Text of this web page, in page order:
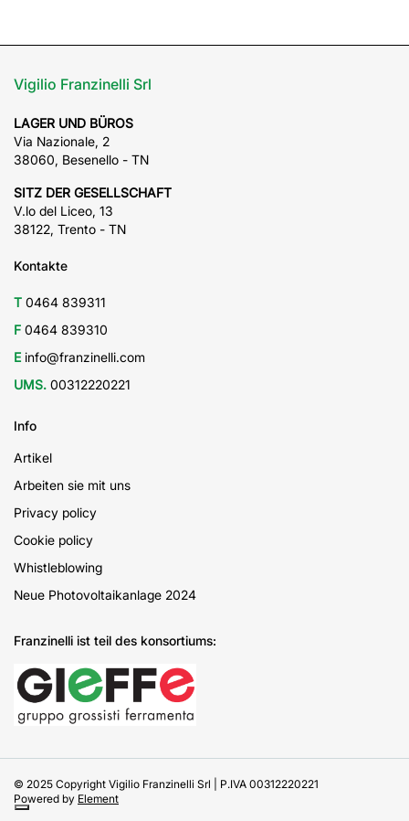
Vigilio Franzinelli Srl
LAGER UND BÜROS
Via Nazionale, 2
38060, Besenello - TN
SITZ DER GESELLSCHAFT
V.lo del Liceo, 13
38122, Trento - TN
Kontakte
T 0464 839311
F 0464 839310
E info@franzinelli.com
UMS. 00312220221
Info
Artikel
Arbeiten sie mit uns
Privacy policy
Cookie policy
Whistleblowing
Neue Photovoltaikanlage 2024
Franzinelli ist teil des konsortiums:
© 2025 Copyright Vigilio Franzinelli Srl | P.IVA 00312220221
Powered by Element